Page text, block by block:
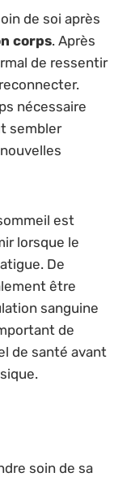
de soi après
corps. Après
de ressentir
nécessaire
sembler
est
lorsque le
De
être
sanguine
de
de santé avant
soin de sa